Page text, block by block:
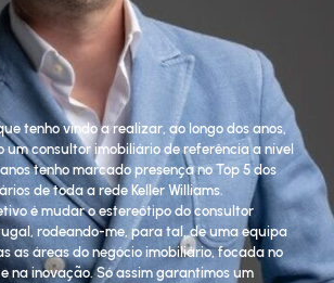
tenho vindo a realizar, ao longo dos anos,
um consultor imobiliário de referência a nível
tenho marcado presença no Top 5 dos
de toda a rede Keller Williams.
é mudar o estereótipo do consultor
rodeando-me, para tal, de uma equipa
as áreas do negócio imobiliário, focada no
na inovação. Só assim garantimos um